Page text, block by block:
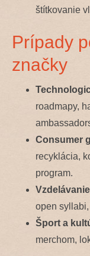
štítkovanie
Prípady
značky
roadmapy,
Consumer
recyklácia,
program.
Vzdelávanie
open
Šport a
merchom,